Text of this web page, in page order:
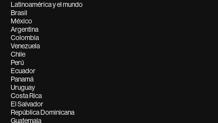
Latinoamérica y el mundo
Brasil
México
Argentina
Colombia
Venezuela
Chile
Perú
Ecuador
Panamá
Uruguay
Costa Rica
El Salvador
República Dominicana
Guatemala